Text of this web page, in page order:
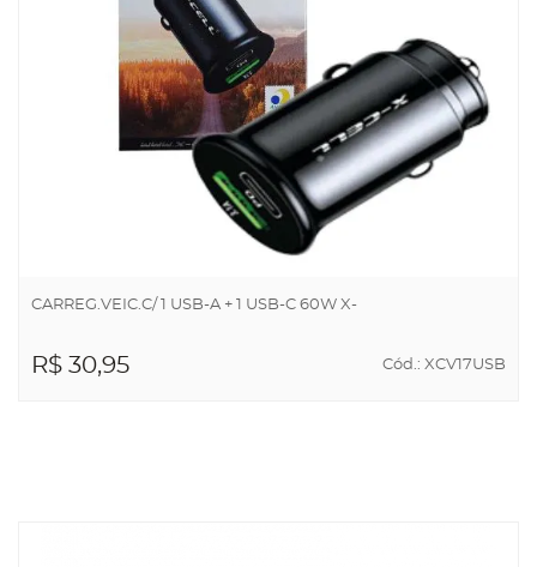
CARREG.VEIC.C/ 1 USB-A + 1 USB-C 60W X-
R$ 30,95 Cód.: XCV17USB